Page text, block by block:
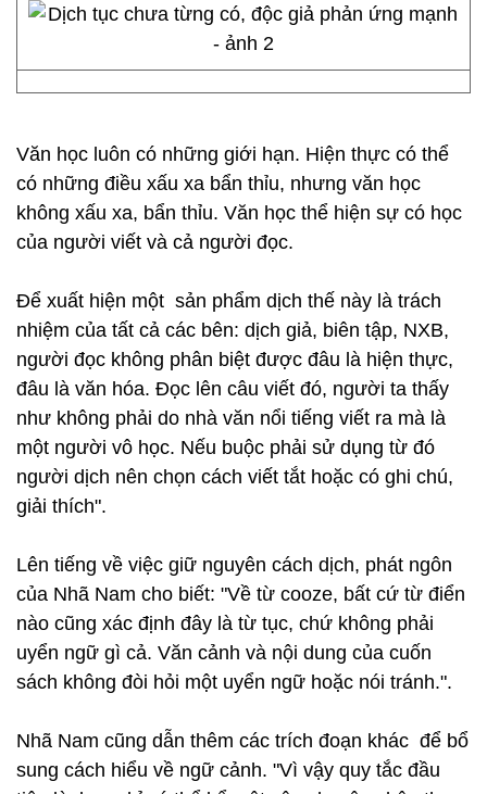
Văn học luôn có những giới hạn. Hiện thực có thể
có những điều xấu xa bẩn thỉu, nhưng văn học
không xấu xa, bẩn thỉu. Văn học thể hiện sự có học
của người viết và cả người đọc.
Để xuất hiện một sản phẩm dịch thế này là trách
nhiệm của tất cả các bên: dịch giả, biên tập, NXB,
người đọc không phân biệt được đâu là hiện thực,
đâu là văn hóa. Đọc lên câu viết đó, người ta thấy
như không phải do nhà văn nổi tiếng viết ra mà là
một người vô học. Nếu buộc phải sử dụng từ đó
người dịch nên chọn cách viết tắt hoặc có ghi chú,
giải thích".
Lên tiếng về việc giữ nguyên cách dịch, phát ngôn
của Nhã Nam cho biết: "Về từ cooze, bất cứ từ điển
nào cũng xác định đây là từ tục, chứ không phải
uyển ngữ gì cả. Văn cảnh và nội dung của cuốn
sách không đòi hỏi một uyển ngữ hoặc nói tránh.".
Nhã Nam cũng dẫn thêm các trích đoạn khác để bổ
sung cách hiểu về ngữ cảnh. "Vì vậy quy tắc đầu